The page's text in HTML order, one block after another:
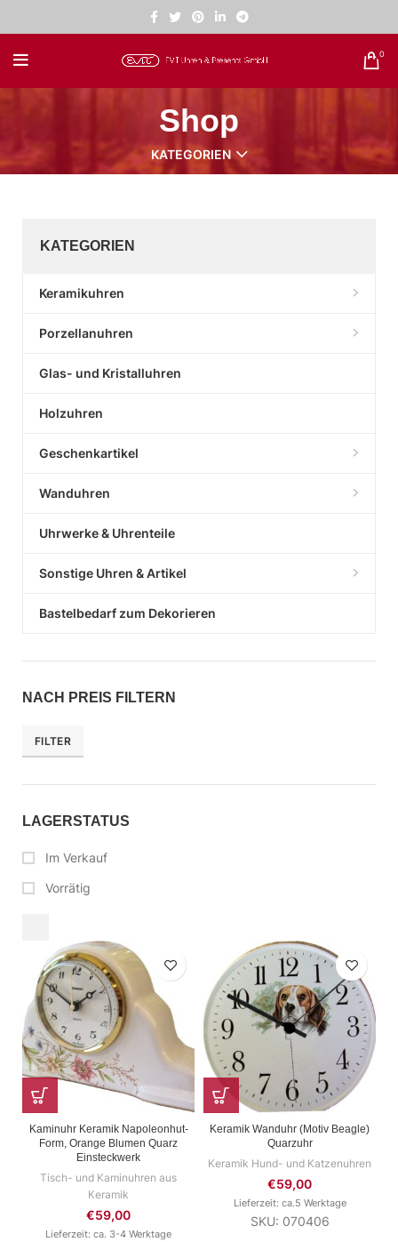
0
Shop
KATEGORIEN
KATEGORIEN
Keramikuhren
Porzellanuhren
Glas- und Kristalluhren
Holzuhren
Geschenkartikel
Wanduhren
Uhrwerke & Uhrenteile
Sonstige Uhren & Artikel
Bastelbedarf zum Dekorieren
NACH PREIS FILTERN
FILTER
LAGERSTATUS
Im Verkauf
Vorrätig
Kaminuhr Keramik Napoleonhut-
Form, Orange Blumen Quarz
Einsteckwerk
Tisch- und Kaminuhren aus
Keramik
€59,00
Lieferzeit: ca. 3-4 Werktage
Keramik Wanduhr (Motiv Beagle)
Quarzuhr
Keramik Hund- und Katzenuhren
€59,00
Lieferzeit: ca.5 Werktage
SKU: 070406